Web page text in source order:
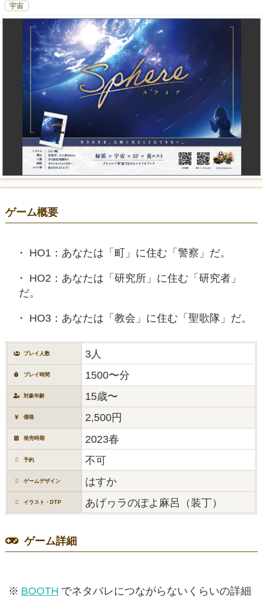
宇宙
ゲーム概要
HO1：あなたは「町」に住む「警察」だ。
HO2：あなたは「研究所」に住む「研究者」
だ。
HO3：あなたは「教会」に住む「聖歌隊」だ。
プレイ人数 3人
プレイ時間 1500〜分
対象年齢 15歳〜
価格 2,500円
発売時期 2023春
予約 不可
ゲームデザイン はすか
イラスト・DTP あげヮラのぽよ麻呂（装丁）
ゲーム詳細
※ BOOTH でネタバレにつながらないくらいの詳細